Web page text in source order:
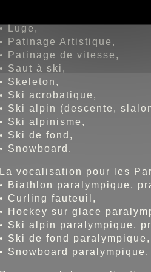
•Luge,
•
Patinage Artistique,
•
Patinage de vitesse,
• Saut à ski,
• Skeleton,
• Ski acrobatique,
• Ski alpin (descente,
• Ski alpinisme,
• Ski de fond,
• Snowboard.
La vocalisation pour les
•
Biathlon paralympique,
• Curling fauteuil,
•
Hockey sur glace
• Ski alpin paralympique,
• Ski de fond
• Snowboard paralympique.